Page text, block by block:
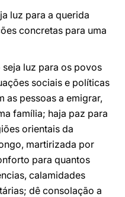
luz para a querida
concretas para uma
luz para os povos
sociais e políticas
as pessoas a emigrar,
família; haja paz para
orientais da
martirizada por
para quantos
calamidades
dê consolação a